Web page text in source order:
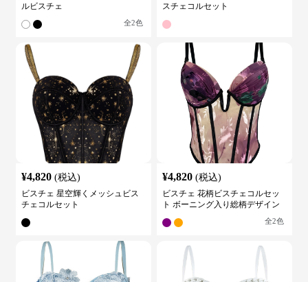
ルビスチェ
全2色
スチェコルセット
¥4,820 (税込)
ビスチェ 星空輝くメッシュビス
チェコルセット
¥4,820 (税込)
ビスチェ 花柄ビスチェコルセッ
ト ボーニング入り総柄デザイン
全2色